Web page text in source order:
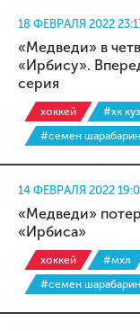
18 ФЕВРАЛЯ 2022
«Медведи» в
«Ирбису».
серия
хоккей #хк
#семен шарабарин
14 ФЕВРАЛЯ 2022
«Медведи»
«Ирбиса»
хоккей #мхл
#семен шарабарин